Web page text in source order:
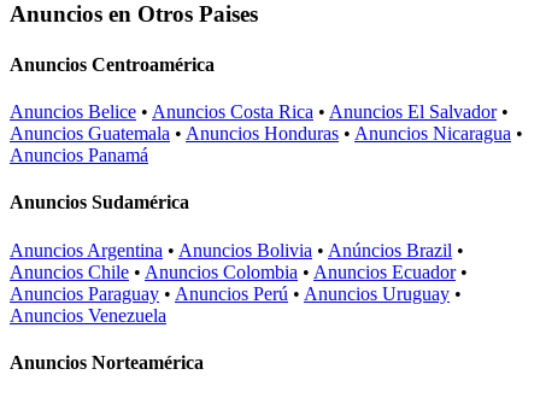
Anuncios en Otros Paises
Anuncios Centroamérica
Anuncios Belice • Anuncios Costa Rica • Anuncios El Salvador•
Anuncios Guatemala • Anuncios Honduras • Anuncios Nicaragua •
Anuncios Panamá
Anuncios Sudamérica
Anuncios Argentina • Anuncios Bolivia • Anúncios Brazil •
Anuncios Chile • Anuncios Colombia • Anuncios Ecuador•
Anuncios Paraguay • Anuncios Perú • Anuncios Uruguay •
Anuncios Venezuela
Anuncios Norteamérica